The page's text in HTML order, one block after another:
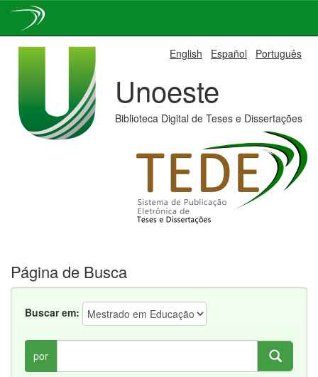
English Español Português
Unoeste
Biblioteca Digital de Teses e Dissertações
Página de Busca
Buscar em:
por